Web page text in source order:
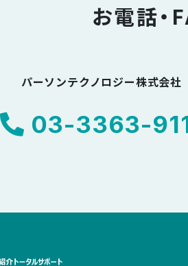
お電話・
パーソンテクノロジー株式会社
03-3363-